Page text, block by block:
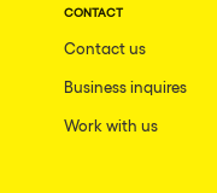
CONTACT
Contact us
Business inquires
Work with us